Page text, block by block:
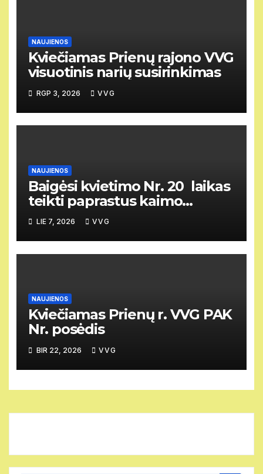
NAUJIENOS
Kviečiamas Prienų rajono VVG
visuotinis narių susirinkimas
RGP 3, 2026 VVG
NAUJIENOS
Baigėsi kvietimo Nr. 20 laikas
teikti paprastus kaimo
vietovių vietos projektus
LIE 7, 2026 VVG
NAUJIENOS
Kviečiamas Prienų r. VVG PAK
Nr. posėdis
BIR 22, 2026 VVG